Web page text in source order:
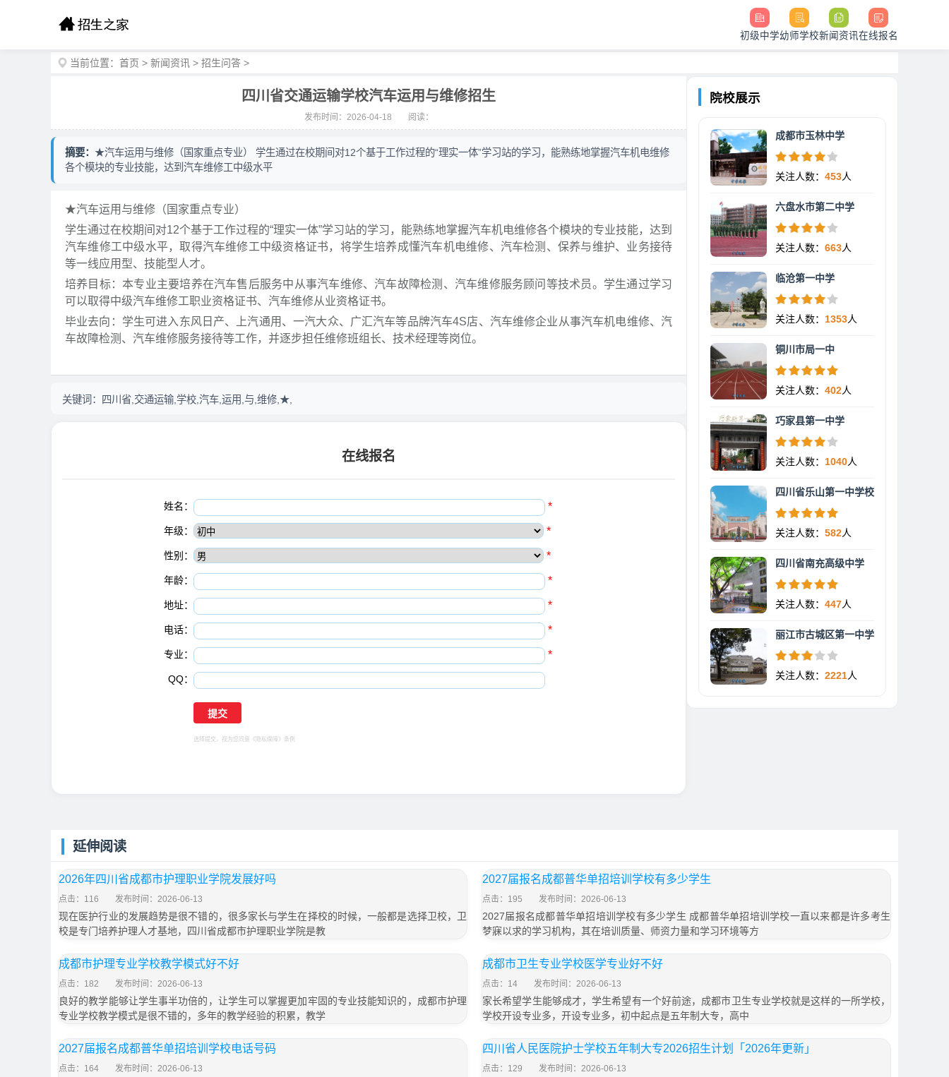
初级中学幼师学校新闻资讯在线报名
当前位置： 首页 > 新闻资讯 > 招生问答 >
四川省交通运输学校汽车运用与维修招生
发布时间：2026-04-18 阅读：
摘要： ★汽车运用与维修（国家重点专业） 学生通过在校期间对12个基于工作过程的“理实一体”学习站的学习，能熟练地掌握汽车机电维修
各个模块的专业技能，达到汽车维修工中级水平
★汽车运用与维修（国家重点专业）
学生通过在校期间对12个基于工作过程的“理实一体”学习站的学习，能熟练地掌握汽车机电维修各个模块的专业技能，达到
汽车维修工中级水平，取得汽车维修工中级资格证书，将学生培养成懂汽车机电维修、汽车检测、保养与维护、业务接待
等一线应用型、技能型人才。
培养目标：本专业主要培养在汽车售后服务中从事汽车维修、汽车故障检测、汽车维修服务顾问等技术员。学生通过学习
可以取得中级汽车维修工职业资格证书、汽车维修从业资格证书。
毕业去向：学生可进入东风日产、上汽通用、一汽大众、广汇汽车等品牌汽车4S店、汽车维修企业从事汽车机电维修、汽
车故障检测、汽车维修服务接待等工作，并逐步担任维修班组长、技术经理等岗位。
关键词： 四川省,交通运输,学校,汽车,运用,与,维修,★,
在线报名
姓名： *
年级： *
性别： *
年龄： *
地址： *
电话： *
专业： *
QQ：
选择提交，视为您同意 《隐私保障》 条例
院校展示
成都市玉林中学
关注人数： 453人
六盘水市第二中学
关注人数： 663人
临沧第一中学
关注人数： 1353人
铜川市局一中
关注人数： 402人
巧家县第一中学
关注人数： 1040人
四川省乐山第一中学校
关注人数： 582人
四川省南充高级中学
关注人数： 447人
丽江市古城区第一中学
关注人数： 2221人
延伸阅读
2026年四川省成都市护理职业学院发展好吗
点击：116 发布时间：2026-06-13
现在医护行业的发展趋势是很不错的，很多家长与学生在择校的时候，一般都是选择卫校，卫
校是专门培养护理人才基地，四川省成都市护理职业学院是教
2027届报名成都普华单招培训学校有多少学生
点击：195 发布时间：2026-06-13
2027届报名成都普华单招培训学校有多少学生 成都普华单招培训学校一直以来都是许多考生
梦寐以求的学习机构，其在培训质量、师资力量和学习环境等方
成都市护理专业学校教学模式好不好
点击：182 发布时间：2026-06-13
良好的教学能够让学生事半功倍的，让学生可以掌握更加牢固的专业技能知识的，成都市护理
专业学校教学模式是很不错的，多年的教学经验的积累，教学
成都市卫生专业学校医学专业好不好
点击：14 发布时间：2026-06-13
家长希望学生能够成才，学生希望有一个好前途，成都市卫生专业学校就是这样的一所学校，
学校开设专业多，开设专业多，初中起点是五年制大专，高中
2027届报名成都普华单招培训学校电话号码
点击：164 发布时间：2026-06-13
四川省人民医院护士学校五年制大专2026招生计划「2026年更新」
点击：129 发布时间：2026-06-13